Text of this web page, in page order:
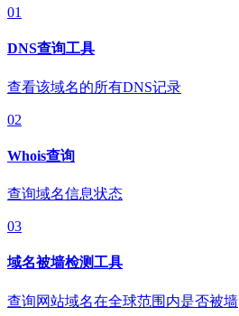
01
DNS查询工具
查看该域名的所有DNS记录
02
Whois查询
查询域名信息状态
03
域名被墙检测工具
查询网站域名在全球范围内是否被墙